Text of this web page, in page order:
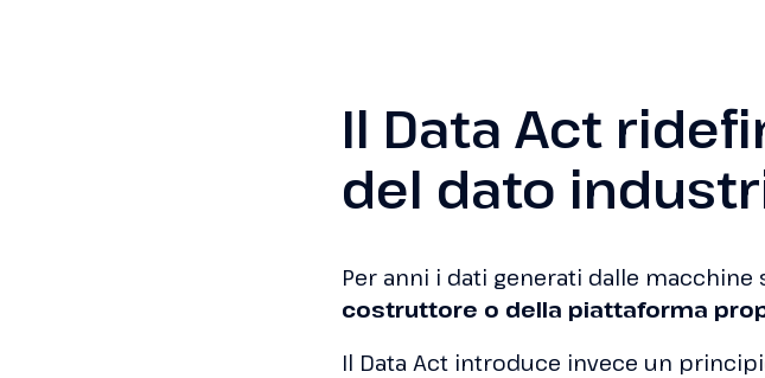
Il Data Act
del dato
Per anni i dati generati dalle macchine
costruttore o della piattaforma
Il Data Act introduce invece un